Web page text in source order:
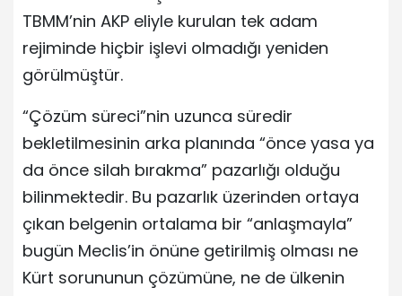
TBMM’nin AKP eliyle kurulan tek adam
rejiminde hiçbir işlevi olmadığı yeniden
görülmüştür.
“Çözüm süreci”nin uzunca süredir
bekletilmesinin arka planında “önce yasa ya
da önce silah bırakma” pazarlığı olduğu
bilinmektedir. Bu pazarlık üzerinden ortaya
çıkan belgenin ortalama bir “anlaşmayla”
bugün Meclis’in önüne getirilmiş olması ne
Kürt sorununun çözümüne, ne de ülkenin